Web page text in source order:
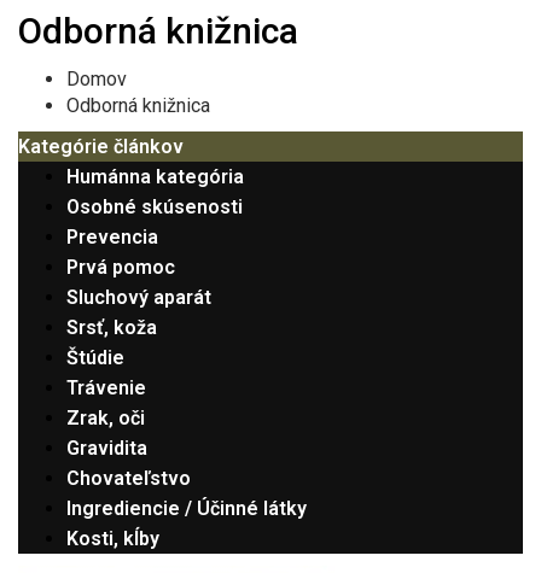
Odborná knižnica
Domov
Odborná knižnica
Kategórie článkov
Humánna kategória
Osobné skúsenosti
Prevencia
Prvá pomoc
Sluchový aparát
Srsť, koža
Štúdie
Trávenie
Zrak, oči
Gravidita
Chovateľstvo
Ingrediencie / Účinné látky
Kosti, kĺby